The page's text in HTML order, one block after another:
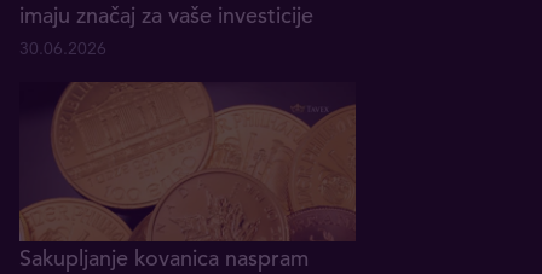
imaju značaj za vaše investicije
30.06.2026
Sakupljanje kovanica naspram